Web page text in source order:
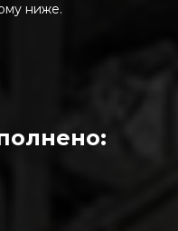
ниже.